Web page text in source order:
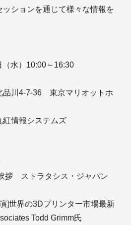
ションを通じて様々な情報を
（水）10:00～16:30
品川4-7-36 東京マリオットホ
紅情報システムズ
拶 ストラタシス・ジャパン
]世界の3Dプリンター市場最新
Todd Grimm氏